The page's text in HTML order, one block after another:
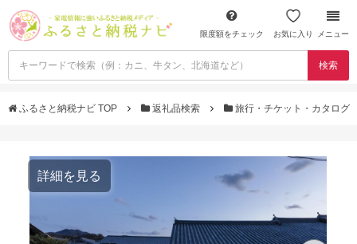
限度額をチェック お気に入り メニュー
検索
ふるさと納税ナビ TOP 返礼品検索 旅行・チケット・カタログ
詳細を見る